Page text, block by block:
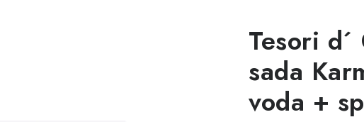
Tesori
sada
voda +